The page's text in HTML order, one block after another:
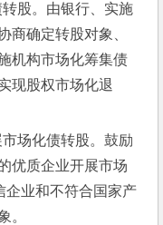
股。由银行、实施
商确定转股对象、
机构市场化筹集债
现股权市场化退
场化债转股。鼓励
优质企业开展市场
企业和不符合国家产
。